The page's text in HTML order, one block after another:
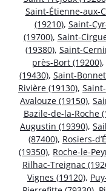
Saint-Étienne-aux-
(19210), Saint-
(19700), Saint-
(19380), Saint-
près-Bort (19200),
(19430), Saint-
Rivière (19130),
Avalouze (19150),
Bazile-de-la-Roche
Augustin (19390),
(87400), Rosiers-
(19350), Roche-le-
Rilhac-Treignac
Vignes (19120),